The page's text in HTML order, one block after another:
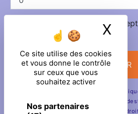
Ce site utilise des cookies
et vous donne le contrôle
sur ceux que vous
souhaitez activer
Nos partenaires
X
En cochant cette case,
particulières ci-dessous **
ENVOYER
** Les données personnelles
aux fins de vous contacter. Elles sont
ses sous-traitants. Vous disposez de